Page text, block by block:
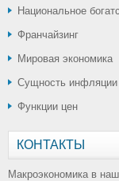
Национальное
Франчайзинг
Мировая экономика
Сущность инфляции
Функции цен
КОНТАКТЫ
Макроэкономика в